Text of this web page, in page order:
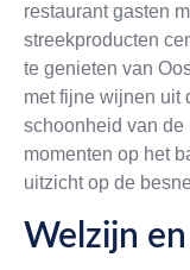
restaurant gasten
streekproducten
te genieten van
met fijne wijnen uit
schoonheid van de
momenten op het
uitzicht op de
Welzijn